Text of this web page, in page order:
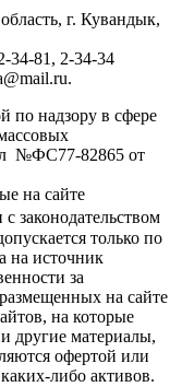
г. Кувандык,
34-81, 2-34-34
по надзору в сфере
№ФС77-82865 от
на сайте
законодательством
только по
на источник
за
на сайте
на которые
другие материалы,
офертой или
либо активов.